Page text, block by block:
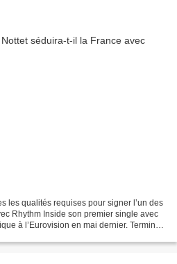
les qualités requises pour signer l’un des
Rhythm Inside son premier single avec
à l’Eurovision en mai dernier. Terminer